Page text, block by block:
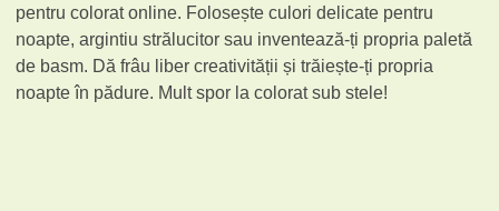
pentru colorat online. Folosește culori delicate pentru
noapte, argintiu strălucitor sau inventează-ți propria paletă
de basm. Dă frâu liber creativității și trăiește-ți propria
noapte în pădure. Mult spor la colorat sub stele!